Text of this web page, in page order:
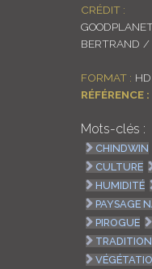
CRÉDIT :
BERTRAND /
FORMAT :
RÉFÉRENCE :
Mots-clés :
CHINDWIN
CULTURE
HUMIDITÉ
PAYSAGE
PIROGUE
TRADITION